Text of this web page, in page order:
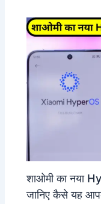
शाओमी का नया
जानिए कैसे यह